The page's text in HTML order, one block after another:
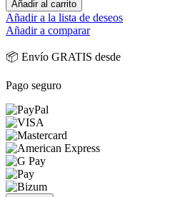
Añadir al carrito
Añadir a la lista de deseos
Añadir a comparar
📦 Envío GRATIS desde
Pago seguro